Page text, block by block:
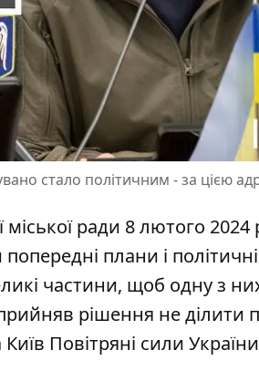
стало політичним - за цією
міської ради 8 лютого
плани і політичні
частини, щоб одну з
рішення не ділити
Повітряні сили